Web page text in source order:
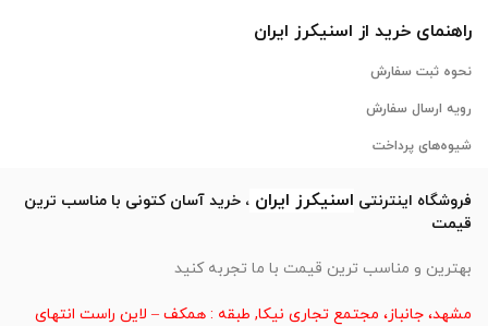
راهنمای خرید از اسنیکرز ایران
نحوه ثبت سفارش
رویه ارسال سفارش
شیوه‌های پرداخت
فروشگاه اینترنتی اسنیکرز ایران ، خرید آسان کتونی با مناسب ترین
قیمت
بهترین و مناسب ترین قیمت با ما تجربه کنید
مشهد، جانباز، مجتمع تجاری نیکا, طبقه : همکف – لاین راست انتهای